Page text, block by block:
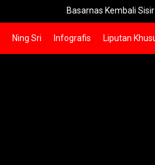
Basarnas Kembali Sisir Laut
Ning Sri Infografis Liputan